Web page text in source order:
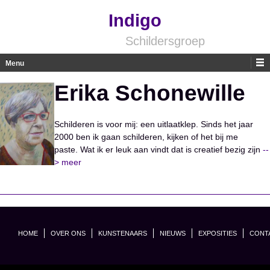
Indigo
Schildersgroep
Menu
Erika Schonewille
Schilderen is voor mij: een uitlaatklep. Sinds het jaar
2000 ben ik gaan schilderen, kijken of het bij me
paste. Wat ik er leuk aan vindt dat is creatief bezig zijn --
> meer
HOME OVER ONS KUNSTENAARS NIEUWS EXPOSITIES